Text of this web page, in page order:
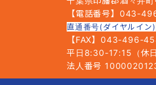
【電話番号】043-
直通番号(ダイヤルイン)
【FAX】043-496-
平日8:30-17:15（休
法人番号